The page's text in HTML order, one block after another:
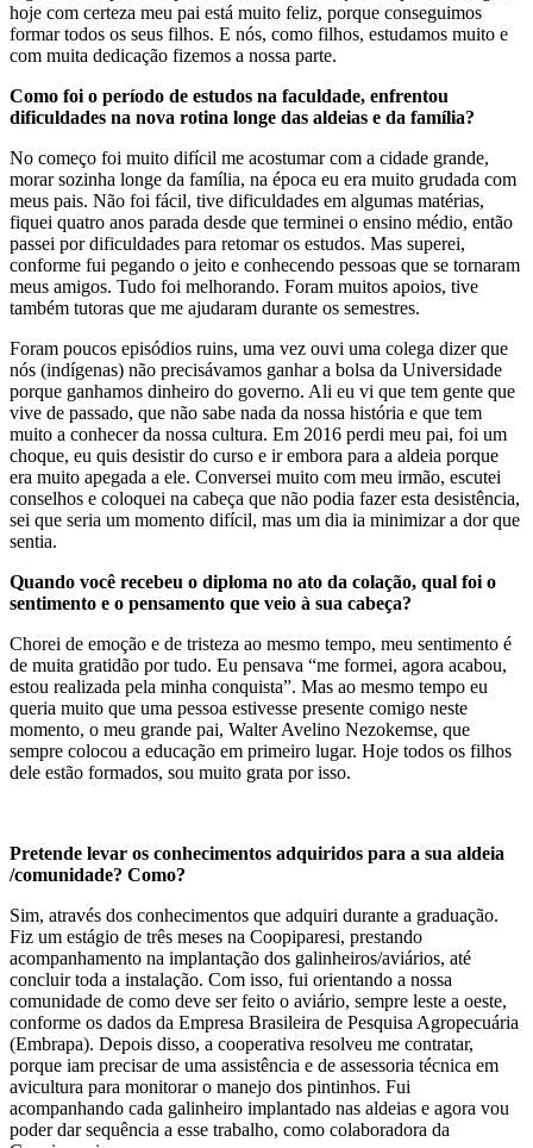
hoje com certeza meu pai está muito feliz, porque conseguimos
formar todos os seus filhos. E nós, como filhos, estudamos muito e
com muita dedicação fizemos a nossa parte.
Como foi o período de estudos na faculdade, enfrentou
dificuldades na nova rotina longe das aldeias e da família?
No começo foi muito difícil me acostumar com a cidade grande,
morar sozinha longe da família, na época eu era muito grudada com
meus pais. Não foi fácil, tive dificuldades em algumas matérias,
fiquei quatro anos parada desde que terminei o ensino médio, então
passei por dificuldades para retomar os estudos. Mas superei,
conforme fui pegando o jeito e conhecendo pessoas que se tornaram
meus amigos. Tudo foi melhorando. Foram muitos apoios, tive
também tutoras que me ajudaram durante os semestres.
Foram poucos episódios ruins, uma vez ouvi uma colega dizer que
nós (indígenas) não precisávamos ganhar a bolsa da Universidade
porque ganhamos dinheiro do governo. Ali eu vi que tem gente que
vive de passado, que não sabe nada da nossa história e que tem
muito a conhecer da nossa cultura. Em 2016 perdi meu pai, foi um
choque, eu quis desistir do curso e ir embora para a aldeia porque
era muito apegada a ele. Conversei muito com meu irmão, escutei
conselhos e coloquei na cabeça que não podia fazer esta desistência,
sei que seria um momento difícil, mas um dia ia minimizar a dor que
sentia.
Quando você recebeu o diploma no ato da colação, qual foi o
sentimento e o pensamento que veio à sua cabeça?
Chorei de emoção e de tristeza ao mesmo tempo, meu sentimento é
de muita gratidão por tudo. Eu pensava “me formei, agora acabou,
estou realizada pela minha conquista”. Mas ao mesmo tempo eu
queria muito que uma pessoa estivesse presente comigo neste
momento, o meu grande pai, Walter Avelino Nezokemse, que
sempre colocou a educação em primeiro lugar. Hoje todos os filhos
dele estão formados, sou muito grata por isso.
Pretende levar os conhecimentos adquiridos para a sua aldeia
/comunidade? Como?
Sim, através dos conhecimentos que adquiri durante a graduação.
Fiz um estágio de três meses na Coopiparesi, prestando
acompanhamento na implantação dos galinheiros/aviários, até
concluir toda a instalação. Com isso, fui orientando a nossa
comunidade de como deve ser feito o aviário, sempre leste a oeste,
conforme os dados da Empresa Brasileira de Pesquisa Agropecuária
(Embrapa). Depois disso, a cooperativa resolveu me contratar,
porque iam precisar de uma assistência e de assessoria técnica em
avicultura para monitorar o manejo dos pintinhos. Fui
acompanhando cada galinheiro implantado nas aldeias e agora vou
poder dar sequência a esse trabalho, como colaboradora da